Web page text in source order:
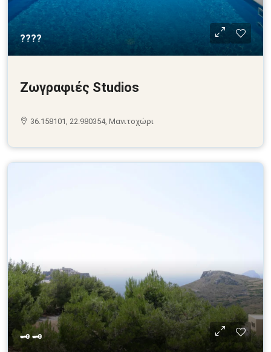
????
Ζωγραφιές Studios
36.158101, 22.980354, Μανιτοχώρι
🗝 🗝